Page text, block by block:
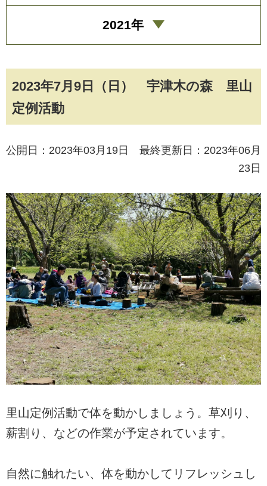
2023年7月9日（日） 宇津木の森 里山
定例活動
公開日：2023年03月19日 最終更新日：2023年06月
23日
里山定例活動で体を動かしましょう。草刈り、
薪割り、などの作業が予定されています。
自然に触れたい、体を動かしてリフレッシュし
2021年